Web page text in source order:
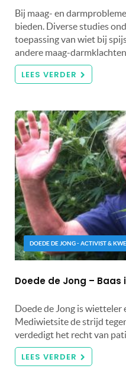
Bij maag- en
bieden. Diverse studies
toepassing van wiet bij
andere maag-
LEES VERDER
DOEDE DE JONG - ACTIVIST &
Doede de Jong – Baas
Doede de Jong is
Mediwietsite de strijd
verdedigt het recht van
LEES VERDER